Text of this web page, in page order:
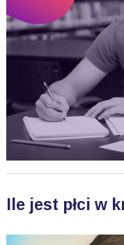
Ile jest płci w